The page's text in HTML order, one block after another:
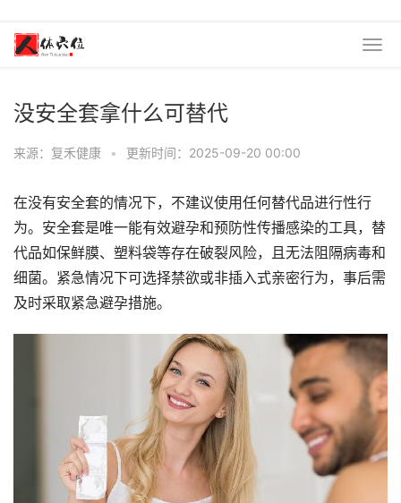
没安全套拿什么可替代
来源：复禾健康 • 更新时间：2025-09-20 00:00
在没有安全套的情况下，不建议使用任何替代品进行性行
为。安全套是唯一能有效避孕和预防性传播感染的工具，替
代品如保鲜膜、塑料袋等存在破裂风险，且无法阻隔病毒和
细菌。紧急情况下可选择禁欲或非插入式亲密行为，事后需
及时采取紧急避孕措施。